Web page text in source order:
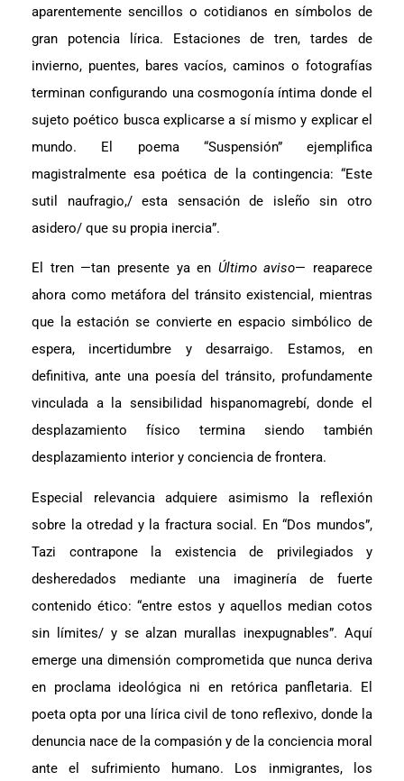
aparentemente sencillos o cotidianos en símbolos de
gran potencia lírica. Estaciones de tren, tardes de
invierno, puentes, bares vacíos, caminos o fotografías
terminan configurando una cosmogonía íntima donde el
sujeto poético busca explicarse a sí mismo y explicar el
mundo. El poema “Suspensión” ejemplifica
magistralmente esa poética de la contingencia: “Este
sutil naufragio,/ esta sensación de isleño sin otro
asidero/ que su propia inercia”.
El tren —tan presente ya en Último aviso— reaparece
ahora como metáfora del tránsito existencial, mientras
que la estación se convierte en espacio simbólico de
espera, incertidumbre y desarraigo. Estamos, en
definitiva, ante una poesía del tránsito, profundamente
vinculada a la sensibilidad hispanomagrebí, donde el
desplazamiento físico termina siendo también
desplazamiento interior y conciencia de frontera.
Especial relevancia adquiere asimismo la reflexión
sobre la otredad y la fractura social. En “Dos mundos”,
Tazi contrapone la existencia de privilegiados y
desheredados mediante una imaginería de fuerte
contenido ético: “entre estos y aquellos median cotos
sin límites/ y se alzan murallas inexpugnables”. Aquí
emerge una dimensión comprometida que nunca deriva
en proclama ideológica ni en retórica panfletaria. El
poeta opta por una lírica civil de tono reflexivo, donde la
denuncia nace de la compasión y de la conciencia moral
ante el sufrimiento humano. Los inmigrantes, los